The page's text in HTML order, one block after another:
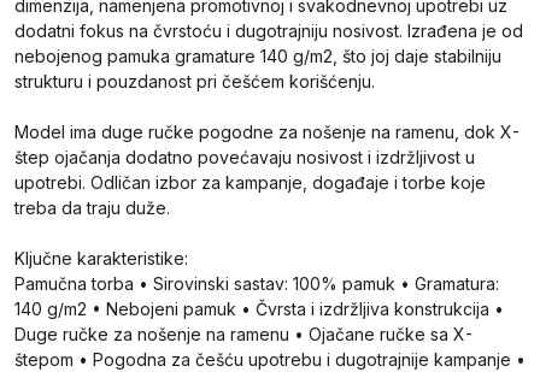
dimenzija, namenjena promotivnoj i svakodnevnoj upotrebi uz
dodatni fokus na čvrstoću i dugotrajniju nosivost. Izrađena je od
nebojenog pamuka gramature 140 g/m2, što joj daje stabilniju
strukturu i pouzdanost pri češćem korišćenju.
Model ima duge ručke pogodne za nošenje na ramenu, dok X-
štep ojačanja dodatno povećavaju nosivost i izdržljivost u
upotrebi. Odličan izbor za kampanje, događaje i torbe koje
treba da traju duže.
Ključne karakteristike:
Pamučna torba • Sirovinski sastav: 100% pamuk • Gramatura:
140 g/m2 • Nebojeni pamuk • Čvrsta i izdržljiva konstrukcija •
Duge ručke za nošenje na ramenu • Ojačane ručke sa X-
štepom • Pogodna za češću upotrebu i dugotrajnije kampanje •